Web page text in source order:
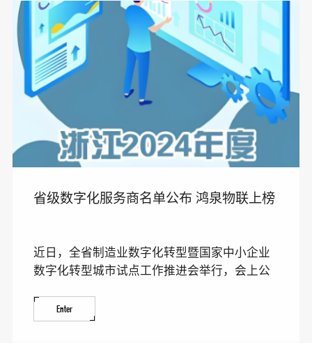
省级数字化服务商名单公布 鸿泉物联上榜
近日，全省制造业数字化转型暨国家中小企业
数字化转型城市试点工作推进会举行，会上公
Enter